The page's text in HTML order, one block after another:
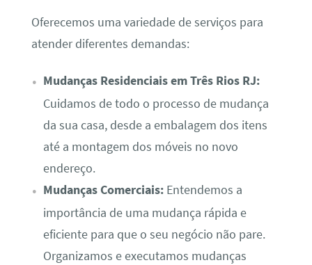
Oferecemos uma variedade de serviços para
atender diferentes demandas:
Mudanças Residenciais em Três Rios RJ:
Cuidamos de todo o processo de mudança
da sua casa, desde a embalagem dos itens
até a montagem dos móveis no novo
endereço.
Mudanças Comerciais:Entendemos a
importância de uma mudança rápida e
eficiente para que o seu negócio não pare.
Organizamos e executamos mudanças